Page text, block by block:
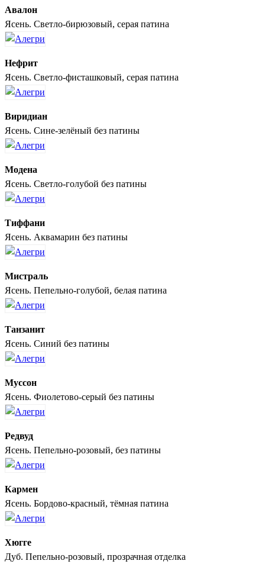
Авалон
Ясень. Светло-бирюзовый, серая патина
Нефрит
Ясень. Светло-фисташковый, серая патина
Виридиан
Ясень. Сине-зелёный без патины
Модена
Ясень. Светло-голубой без патины
Тиффани
Ясень. Аквамарин без патины
Мистраль
Ясень. Пепельно-голубой, белая патина
Танзанит
Ясень. Синий без патины
Муссон
Ясень. Фиолетово-серый без патины
Редвуд
Ясень. Пепельно-розовый, без патины
Кармен
Ясень. Бордово-красный, тёмная патина
Хюгге
Дуб. Пепельно-розовый, прозрачная отделка